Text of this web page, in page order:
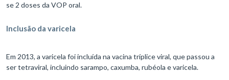
se 2 doses da VOP oral.
Inclusão da varicela
Em 2013, a varicela foi incluída na vacina tríplice viral, que passou a
ser tetraviral, incluindo sarampo, caxumba, rubéola e varicela.